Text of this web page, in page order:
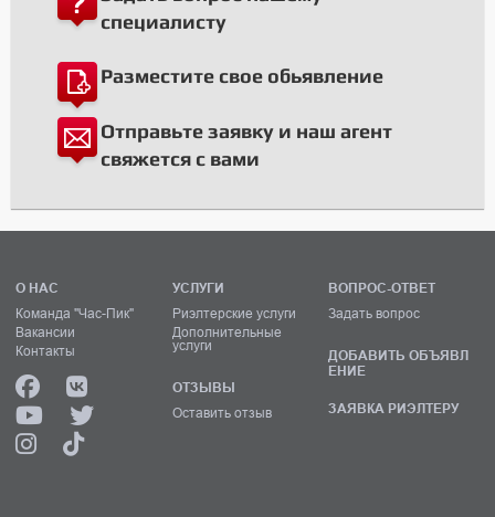
специалисту
Разместите свое обьявление
Отправьте заявку и наш агент
свяжется с вами
О НАС
Команда "Час-Пик"
Вакансии
Контакты
УСЛУГИ
Риэлтерские услуги
Дополнительные
услуги
ОТЗЫВЫ
Оставить отзыв
ВОПРОС-ОТВЕТ
Задать вопрос
ДОБАВИТЬ ОБЪЯВЛ
ЕНИЕ
ЗАЯВКА РИЭЛТЕРУ